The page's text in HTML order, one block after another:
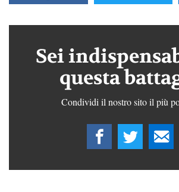
Sei
questa
Condividi il nostro sito il più